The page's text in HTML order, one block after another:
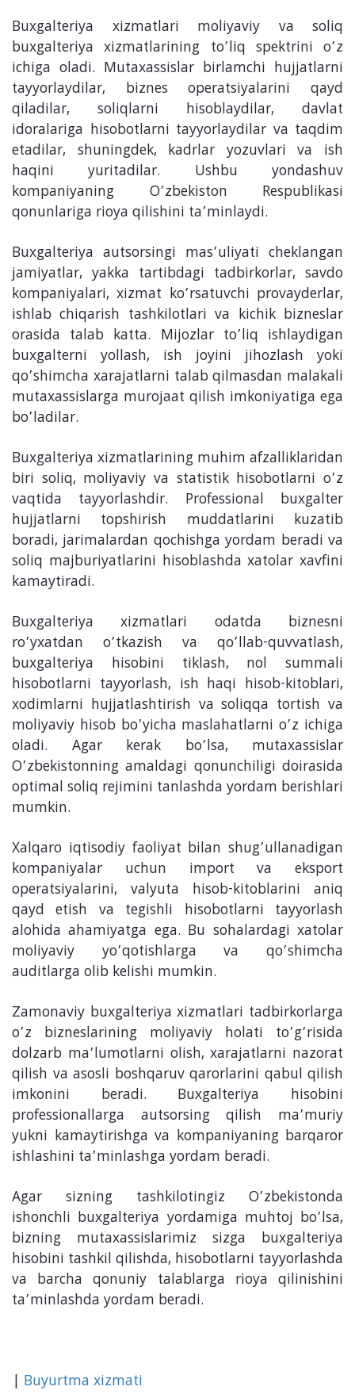
Buxgalteriya xizmatlari moliyaviy va soliq
buxgalteriya xizmatlarining to’liq spektrini o’z
ichiga oladi. Mutaxassislar birlamchi hujjatlarni
tayyorlaydilar, biznes operatsiyalarini qayd
qiladilar, soliqlarni hisoblaydilar, davlat
idoralariga hisobotlarni tayyorlaydilar va taqdim
etadilar, shuningdek, kadrlar yozuvlari va ish
haqini yuritadilar. Ushbu yondashuv
kompaniyaning O’zbekiston Respublikasi
qonunlariga rioya qilishini ta’minlaydi.
Buxgalteriya autsorsingi mas’uliyati cheklangan
jamiyatlar, yakka tartibdagi tadbirkorlar, savdo
kompaniyalari, xizmat ko’rsatuvchi provayderlar,
ishlab chiqarish tashkilotlari va kichik bizneslar
orasida talab katta. Mijozlar to’liq ishlaydigan
buxgalterni yollash, ish joyini jihozlash yoki
qo’shimcha xarajatlarni talab qilmasdan malakali
mutaxassislarga murojaat qilish imkoniyatiga ega
bo’ladilar.
Buxgalteriya xizmatlarining muhim afzalliklaridan
biri soliq, moliyaviy va statistik hisobotlarni o’z
vaqtida tayyorlashdir. Professional buxgalter
hujjatlarni topshirish muddatlarini kuzatib
boradi, jarimalardan qochishga yordam beradi va
soliq majburiyatlarini hisoblashda xatolar xavfini
kamaytiradi.
Buxgalteriya xizmatlari odatda biznesni
ro’yxatdan o’tkazish va qo’llab-quvvatlash,
buxgalteriya hisobini tiklash, nol summali
hisobotlarni tayyorlash, ish haqi hisob-kitoblari,
xodimlarni hujjatlashtirish va soliqqa tortish va
moliyaviy hisob bo’yicha maslahatlarni o’z ichiga
oladi. Agar kerak bo’lsa, mutaxassislar
O’zbekistonning amaldagi qonunchiligi doirasida
optimal soliq rejimini tanlashda yordam berishlari
mumkin.
Xalqaro iqtisodiy faoliyat bilan shug’ullanadigan
kompaniyalar uchun import va eksport
operatsiyalarini, valyuta hisob-kitoblarini aniq
qayd etish va tegishli hisobotlarni tayyorlash
alohida ahamiyatga ega. Bu sohalardagi xatolar
moliyaviy yo’qotishlarga va qo’shimcha
auditlarga olib kelishi mumkin.
Zamonaviy buxgalteriya xizmatlari tadbirkorlarga
o’z bizneslarining moliyaviy holati to’g’risida
dolzarb ma’lumotlarni olish, xarajatlarni nazorat
qilish va asosli boshqaruv qarorlarini qabul qilish
imkonini beradi. Buxgalteriya hisobini
professionallarga autsorsing qilish ma’muriy
yukni kamaytirishga va kompaniyaning barqaror
ishlashini ta’minlashga yordam beradi.
Agar sizning tashkilotingiz O’zbekistonda
ishonchli buxgalteriya yordamiga muhtoj bo’lsa,
bizning mutaxassislarimiz sizga buxgalteriya
hisobini tashkil qilishda, hisobotlarni tayyorlashda
va barcha qonuniy talablarga rioya qilinishini
ta’minlashda yordam beradi.
| Buyurtma xizmati